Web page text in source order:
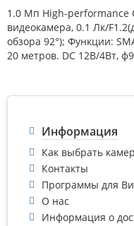
1.0 Мп High-performance
видеокамера, 0.1 Лк/
обзора 92°); Функции:
20 метров. DC 12В/4Вт,
Информация
Как выбрать
Контакты
Программы для
О нас
Информация о